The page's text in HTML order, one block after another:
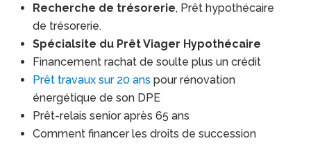
Recherche de trésorerie, Prêt hypothécaire
de trésorerie.
Spécialsite du Prêt Viager Hypothécaire
Financement rachat de soulte plus un crédit
Prêt travaux sur 20 ans pour rénovation
énergétique de son DPE
Prêt-relais senior après 65 ans
Comment financer les droits de succession